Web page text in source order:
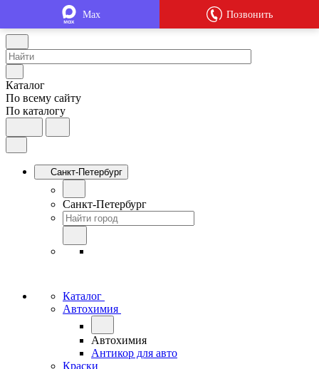
Каталог
По всему сайту
По каталогу
Санкт-Петербург
Санкт-Петербург
Каталог
Автохимия
Автохимия
Антикор для авто
Краски
Max Позвонить